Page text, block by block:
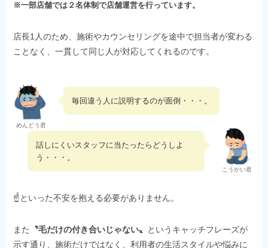
※一部店舗では２名体制で店舗運営を行っています。
店長1人のため、施術やカウンセリングを途中で担当者が変わる
ことなく、一貫して同じ人が対応してくれるのです。
めんどう君
毎回違う人に説明するのが面倒・・・。
こうかい君
話しにくいスタッフに当たったらどうしよ
う・・・。
☝といった不安を抱える必要がありません。
また 〝毛だけの付き合いじゃない〟 というキャッチフレーズが
示す通り、施術だけではなく、利用者の生活スタイルや悩みに